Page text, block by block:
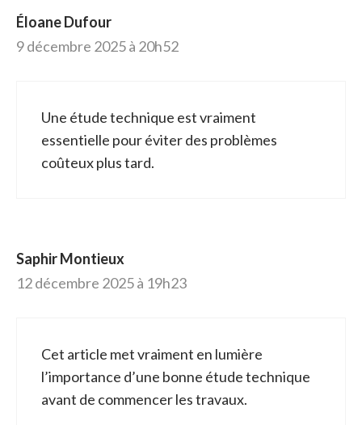
Éloane Dufour
9 décembre 2025 à 20h52
Une étude technique est vraiment
essentielle pour éviter des problèmes
coûteux plus tard.
Saphir Montieux
12 décembre 2025 à 19h23
Cet article met vraiment en lumière
l’importance d’une bonne étude technique
avant de commencer les travaux.